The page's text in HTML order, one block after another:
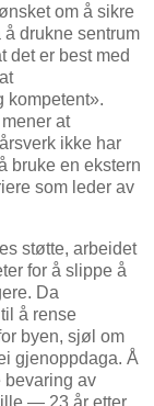
om å sikre
drukne sentrum
det er best med
kompetent».
at
ikke har
bruke en ekstern
som leder av
støtte, arbeidet
for å slippe å
Da
å rense
byen, sjøl om
gjenoppdaga. Å
bevaring av
— 23 år etter